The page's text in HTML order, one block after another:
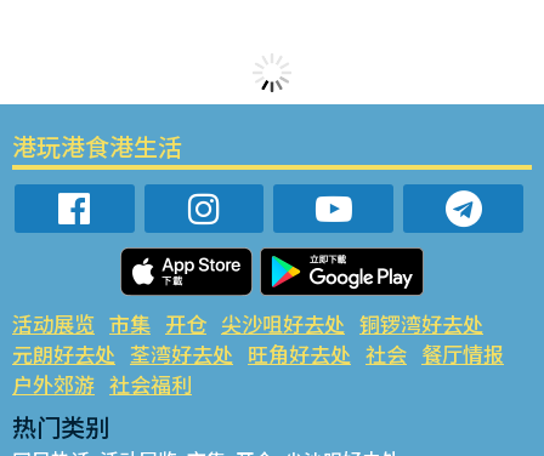
港玩港食港生活
活动展览 市集 开仓 尖沙咀好去处 铜锣湾好去处
元朗好去处 荃湾好去处 旺角好去处 社会 餐厅情报
户外郊游 社会福利
热门类别